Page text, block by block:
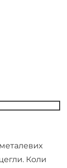
Коли